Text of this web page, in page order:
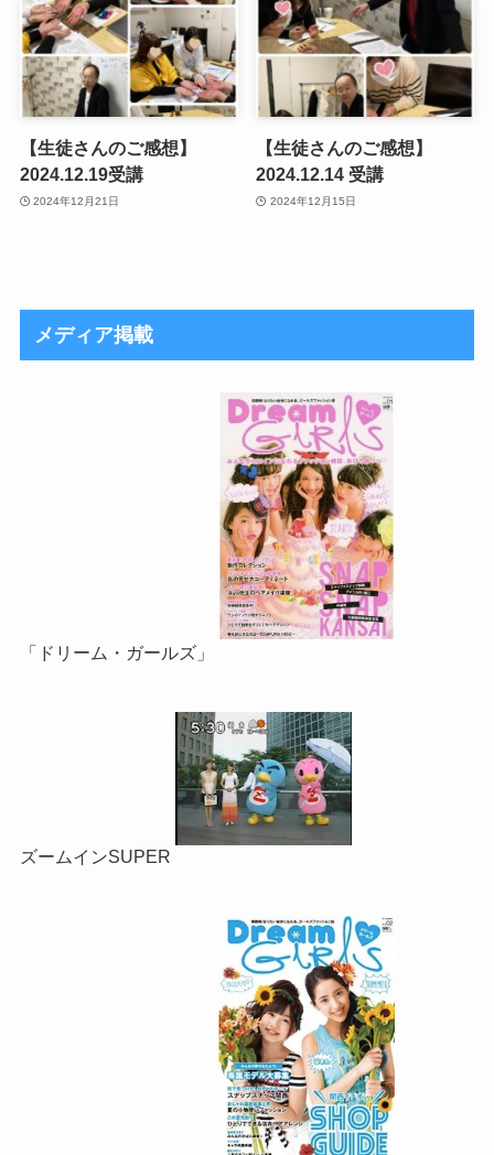
【生徒さんのご感想】
2024.12.19受講
2024年12月21日
【生徒さんのご感想】
2024.12.14 受講
2024年12月15日
メディア掲載
「ドリーム・ガールズ」
ズームインSUPER